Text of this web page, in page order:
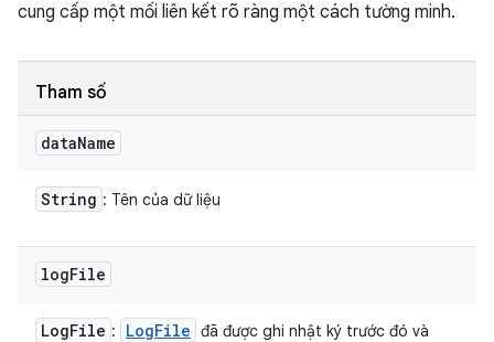
cung cấp một mối liên kết rõ ràng một cách tường minh.
Tham số
dataName
String : Tên của dữ liệu
logFile
LogFile : LogFile đã được ghi nhật ký trước đó và